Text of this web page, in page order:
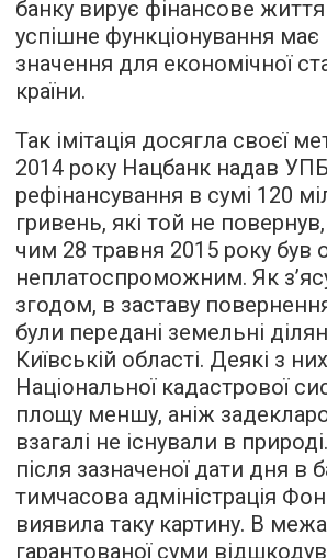
банку вирує фінансове життя
успішне функціонування
значення для економічної
країни.
Так імітація досягла своєї
2014 року Нацбанк надав
рефінансування в сумі 120
гривень, які той не повернув,
чим 28 травня 2015 року був
неплатоспроможним. Як
згодом, в заставу
були передані земельні
Київській області. Деякі з
Національної кадастрової
площу меншу, аніж
взагалі не існували в
після зазначеної дати дня в
тимчасова адміністрація
виявила таку картину. В
гарантованої суми